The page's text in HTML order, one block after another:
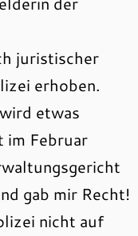
juristischer
erhoben.
etwas
im Februar
gab mir Recht!
nicht auf